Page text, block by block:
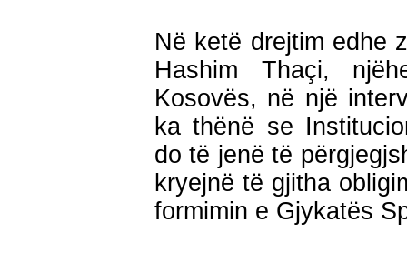
Në ketë drejtim edhe
Hashim Thaçi,
Kosovës, në një
ka thënë se
do të jenë të
kryejnë të gjitha
formimin e Gjykatës